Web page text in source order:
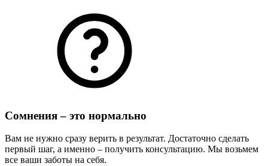
Сомнения – это нормально
Вам не нужно сразу верить в результат. Достаточно сделать
первый шаг, а именно – получить консультацию. Мы возьмем
все ваши заботы на себя.